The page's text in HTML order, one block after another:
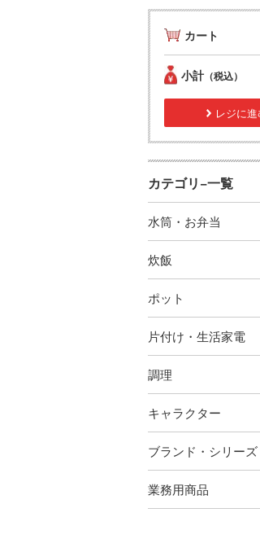
カート
小計 （税込）
レジに進
カテゴリ−一覧
水筒・お弁当
炊飯
ポット
片付け・生活家電
調理
キャラクター
ブランド・シリーズ
業務用商品